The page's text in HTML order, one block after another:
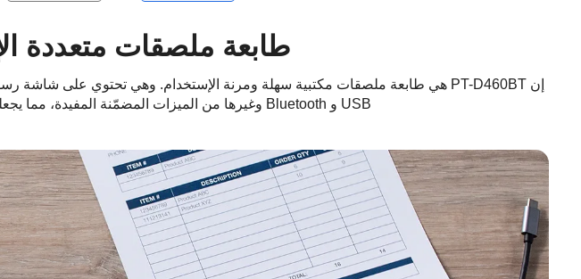
طابعة ملصقات متعددة
USB و Bluetooth وغيرها من الميزات المضمّنة المفيدة، مما يجعلها حل ملصقات متعدد الإستخدامات مثالي للاستخدام المنزلي والمكتبي.